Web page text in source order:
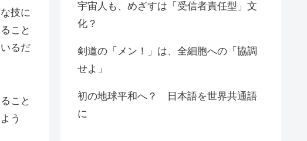
技に
こと
るだ
こと
う
宇宙人も、めざすは「受信者責任型」文
化？
剣道の「メン！」は、全細胞への「協調
せよ」
初の地球平和へ？ 日本語を世界共通語
に